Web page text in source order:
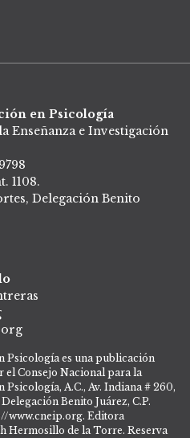
en Psicología
Enseñanza e Investigación
1108.
Delegación Benito
Psicología es una publicación
el Consejo Nacional para la
Psicología, A.C., Av. Indiana # 260,
Benito Juárez, C.P.
www.cneip.org. Editora
Hermosillo de la Torre. Reserva